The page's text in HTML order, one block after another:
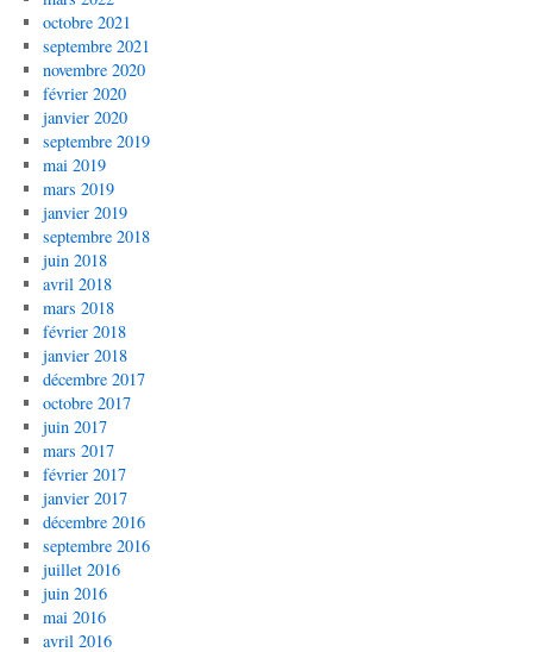
octobre 2021
septembre 2021
novembre 2020
février 2020
janvier 2020
septembre 2019
mai 2019
mars 2019
janvier 2019
septembre 2018
juin 2018
avril 2018
mars 2018
février 2018
janvier 2018
décembre 2017
octobre 2017
juin 2017
mars 2017
février 2017
janvier 2017
décembre 2016
septembre 2016
juillet 2016
juin 2016
mai 2016
avril 2016